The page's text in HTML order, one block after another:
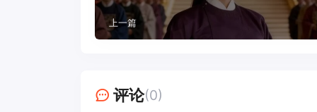
上一篇
评论(0)